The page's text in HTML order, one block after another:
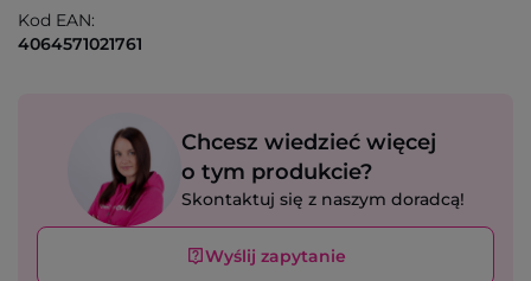
Kod EAN:
4064571021761
Chcesz wiedzieć więcej
o tym produkcie?
Skontaktuj się z naszym doradcą!
Wyślij zapytanie